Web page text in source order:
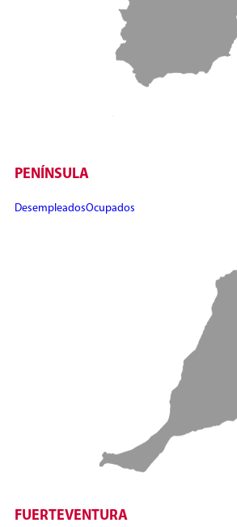
PENÍNSULA
DesempleadosOcupados
FUERTEVENTURA